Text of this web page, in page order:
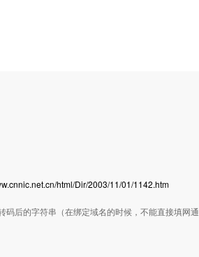
html/Dir/2003/11/01/1142.htm
后的字符串（在绑定域名的时候，不能直接填网通